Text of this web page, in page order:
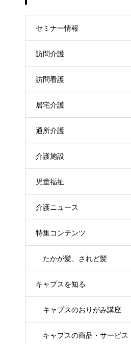
セミナー情報
訪問介護
訪問看護
居宅介護
通所介護
介護施設
児童福祉
介護ニュース
特集コンテンツ
たかが髪、されど髪
キャプスを知る
キャプスのおりがみ講座
キャプスの商品・サービス